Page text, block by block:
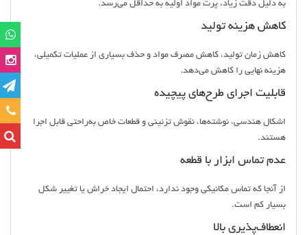
به دلیل دقت زیاد، پرت مواد اولیه به حداقل می‌رسد.
کاهش هزینه تولید
کاهش زمان تولید، کاهش مصرف مواد و حذف بسیاری از عملیات تکمیلی،
هزینه نهایی را کاهش می‌دهد.
قابلیت اجرای طرح‌های پیچیده
اشکال هندسی، نوشته‌ها، نقوش تزئینی و قطعات خاص به‌راحتی قابل اجرا
هستند.
عدم تماس ابزار با قطعه
از آنجا که تماس مکانیکی وجود ندارد، احتمال ایجاد خراش یا تغییر شکل
بسیار کم است.
انعطاف‌پذیری بالا